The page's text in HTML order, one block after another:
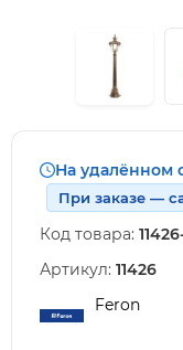
На удалённом
При заказе —
Код товара:
Артикул: 11426
Feron